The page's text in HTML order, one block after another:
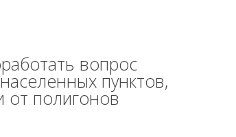
вопрос
пунктов,
от полигонов